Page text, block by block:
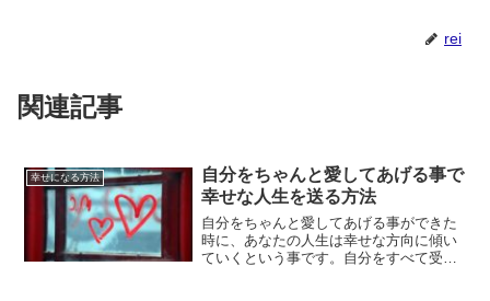
rei
関連記事
幸せになる方法
自分をちゃんと愛してあげる事で
幸せな人生を送る方法
自分をちゃんと愛してあげる事ができた
時に、あなたの人生は幸せな方向に傾い
ていくという事です。自分をすべて受け